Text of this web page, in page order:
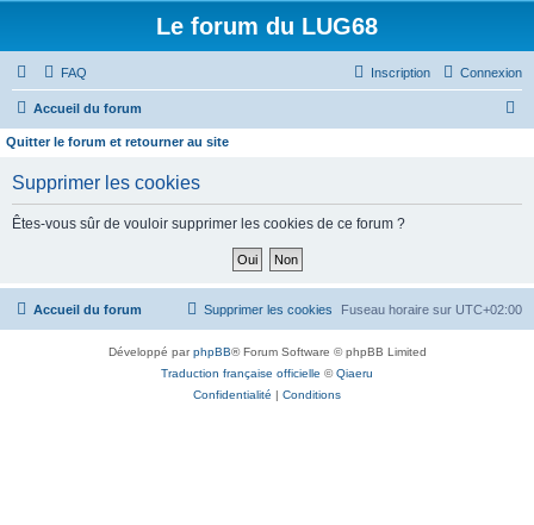
Le forum du LUG68
FAQ Connexion
Inscription
Accueil du forum
h
Quitter le forum et retourner au site
Supprimer les cookies
Êtes-vous sûr de vouloir supprimer les cookies de ce forum ?
Accueil du forum Fuseau horaire sur UTC+02:00
Supprimer les cookies
Développé parphpBB® Forum Software © phpBB Limited
Traduction française officielle ©Qiaeru
Confidentialité | Conditions